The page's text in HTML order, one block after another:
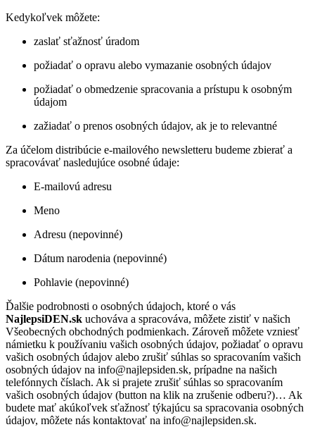
Kedykoľvek môžete:
zaslať sťažnosť úradom
požiadať o opravu alebo vymazanie osobných údajov
požiadať o obmedzenie spracovania a prístupu k osobným
údajom
zažiadať o prenos osobných údajov, ak je to relevantné
Za účelom distribúcie e-mailového newsletteru budeme zbierať a
spracovávať nasledujúce osobné údaje:
E-mailovú adresu
Meno
Adresu (nepovinné)
Dátum narodenia (nepovinné)
Pohlavie (nepovinné)
Ďalšie podrobnosti o osobných údajoch, ktoré o vás
NajlepsiDEN.sk uchováva a spracováva, môžete zistiť v našich
Všeobecných obchodných podmienkach. Zároveň môžete vzniesť
námietku k používaniu vašich osobných údajov, požiadať o opravu
vašich osobných údajov alebo zrušiť súhlas so spracovaním vašich
osobných údajov na info@najlepsiden.sk, prípadne na našich
telefónnych číslach. Ak si prajete zrušiť súhlas so spracovaním
vašich osobných údajov (button na klik na zrušenie odberu?)… Ak
budete mať akúkoľvek sťažnosť týkajúcu sa spracovania osobných
údajov, môžete nás kontaktovať na info@najlepsiden.sk.